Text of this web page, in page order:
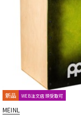
DTM
ヴィンテー
新品 WEB注文店頭受取可
MEINL